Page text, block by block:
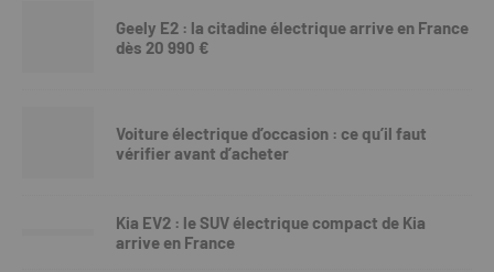
Geely E2 : la citadine électrique arrive en France
dès 20 990 €
Voiture électrique d’occasion : ce qu’il faut
vérifier avant d’acheter
Kia EV2 : le SUV électrique compact de Kia
arrive en France